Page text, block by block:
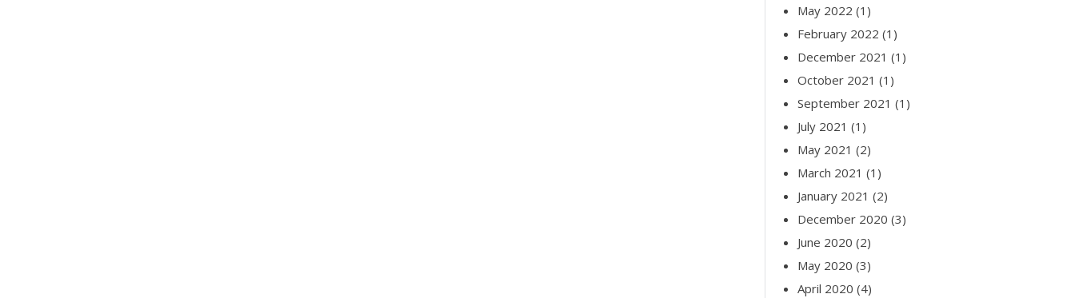
May 2022 (1)
February 2022 (1)
December 2021 (1)
October 2021 (1)
September 2021 (1)
July 2021 (1)
May 2021 (2)
March 2021 (1)
January 2021 (2)
December 2020 (3)
June 2020 (2)
May 2020 (3)
April 2020 (4)